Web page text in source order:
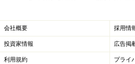
い。
2
会社概要 採用情
投資家情報 広告掲
利用規約 プライ